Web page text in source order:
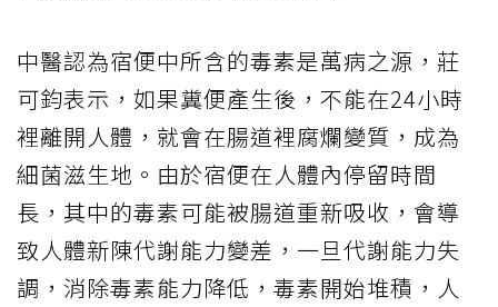
中醫認為宿便中所含的毒素是萬病之源，莊
可鈞表示，如果糞便產生後，不能在24小時
裡離開人體，就會在腸道裡腐爛變質，成為
細菌滋生地。由於宿便在人體內停留時間
長，其中的毒素可能被腸道重新吸收，會導
致人體新陳代謝能力變差，一旦代謝能力失
調，消除毒素能力降低，毒素開始堆積，人